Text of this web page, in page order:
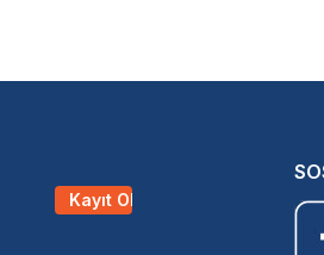
Kayıt Ol